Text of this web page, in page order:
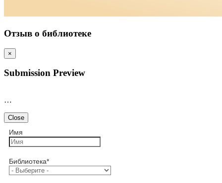
Отзыв о библиотеке
×
Submission Preview
…
Close
Имя
Библиотека*